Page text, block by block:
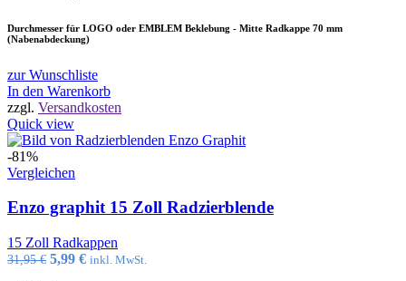
Durchmesser für LOGO oder EMBLEM Beklebung - Mitte Radkappe 70 mm
(Nabenabdeckung)
zur Wunschliste
In den Warenkorb
zzgl. Versandkosten
Quick view
-81%
Vergleichen
Enzo graphit 15 Zoll Radzierblende
15 Zoll Radkappen
31,95€ Ursprünglicher
5,99 €Aktueller
inkl. MwSt.